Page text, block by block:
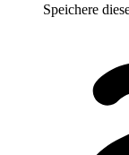
Speichere